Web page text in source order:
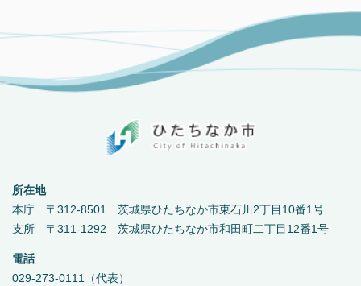
所在地
本庁 〒312-8501 茨城県ひたちなか市東石川2丁目10番1号
支所 〒311-1292 茨城県ひたちなか市和田町二丁目12番1号
電話
029-273-0111（代表）